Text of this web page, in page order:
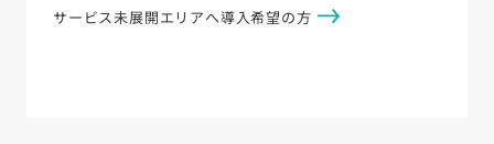
サービス未展開エリアへ導入希望の方